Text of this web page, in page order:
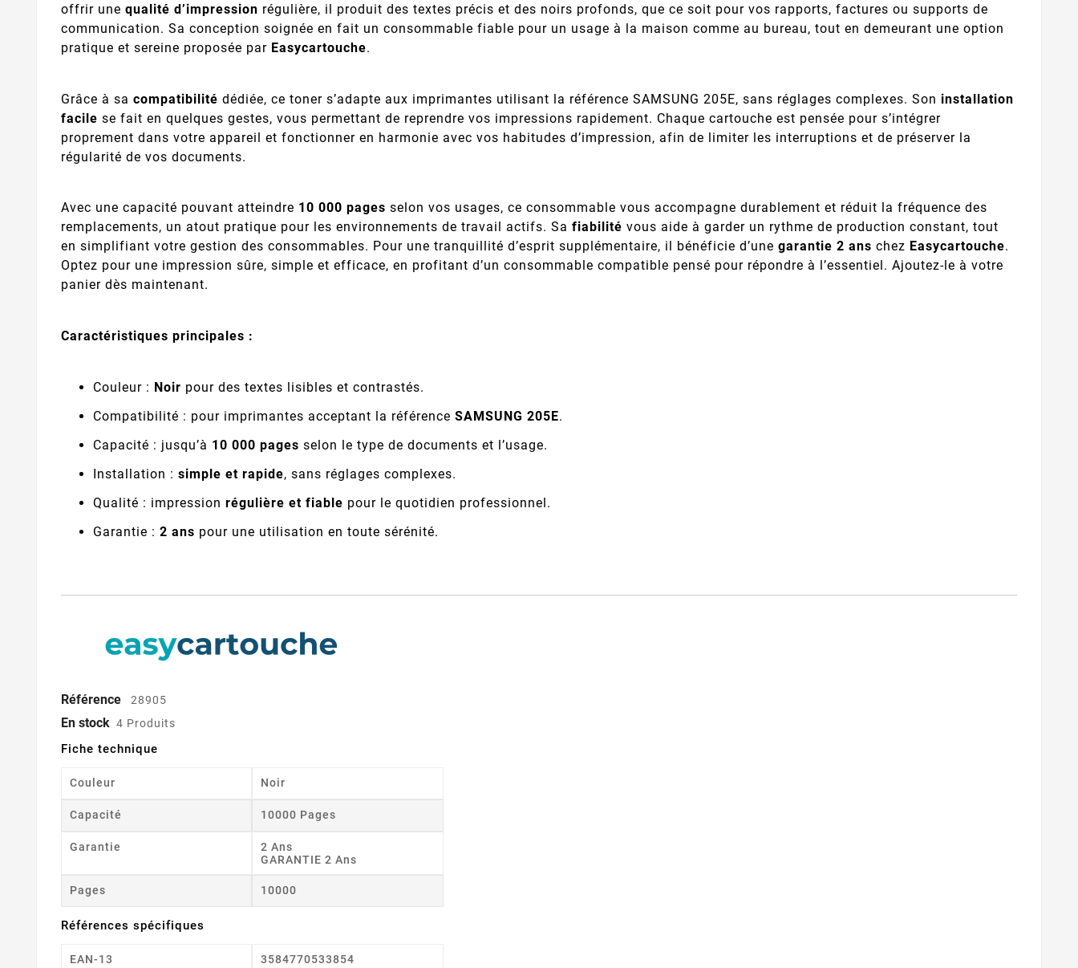
offrir une qualité d’impression régulière, il produit des textes précis et des noirs profonds, que ce soit pour vos rapports, factures ou supports de
communication. Sa conception soignée en fait un consommable fiable pour un usage à la maison comme au bureau, tout en demeurant une option
pratique et sereine proposée par Easycartouche.
Grâce à sa compatibilité dédiée, ce toner s’adapte aux imprimantes utilisant la référence SAMSUNG 205E, sans réglages complexes. Son installation
facile se fait en quelques gestes, vous permettant de reprendre vos impressions rapidement. Chaque cartouche est pensée pour s’intégrer
proprement dans votre appareil et fonctionner en harmonie avec vos habitudes d’impression, afin de limiter les interruptions et de préserver la
régularité de vos documents.
Avec une capacité pouvant atteindre 10 000 pages selon vos usages, ce consommable vous accompagne durablement et réduit la fréquence des
remplacements, un atout pratique pour les environnements de travail actifs. Sa fiabilité vous aide à garder un rythme de production constant, tout
en simplifiant votre gestion des consommables. Pour une tranquillité d’esprit supplémentaire, il bénéficie d’une garantie 2 ans chez Easycartouche.
Optez pour une impression sûre, simple et efficace, en profitant d’un consommable compatible pensé pour répondre à l’essentiel. Ajoutez-le à votre
panier dès maintenant.
Caractéristiques principales :
Couleur : Noir pour des textes lisibles et contrastés.
Compatibilité : pour imprimantes acceptant la référence SAMSUNG 205E.
Capacité : jusqu’à 10 000 pages selon le type de documents et l’usage.
Installation : simple et rapide, sans réglages complexes.
Qualité : impression régulière et fiable pour le quotidien professionnel.
Garantie : 2 ans pour une utilisation en toute sérénité.
Référence 28905
En stock 4 Produits
Fiche technique
Couleur Noir
Capacité 10000 Pages
Garantie
2 Ans
GARANTIE 2 Ans
Pages 10000
Références spécifiques
EAN-13 3584770533854